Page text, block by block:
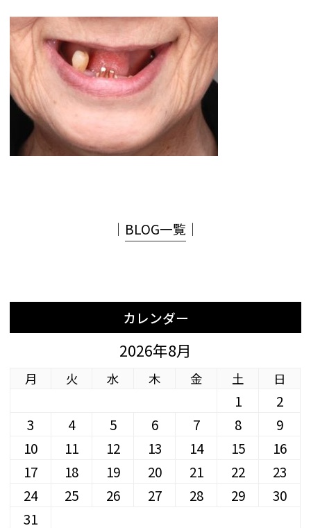
│ BLOG一覧 │
カレンダー
2026年8月
月 火 水 木 金 土 日
1
2
3
4 5 6 7 8
9
10
11 12 13 14 15
16
17
18 19 20 21 22
23
24
25 26 27 28 29
30
31